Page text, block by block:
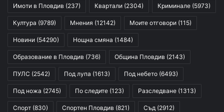
Имоти в Пловдив (237) Квартали (2304) Криминале (5973)
Култура (9789) Мнения (12142) Моите отговори (115)
Новини (54290) Нощна смяна (1484)
Образование в Пловдив (736) Община Пловдив (2143)
ПУЛС (2542) Под лупа (1613) Под небето (6493)
Под ножа (2745) По следите (123) Разследване (1313)
Спорт (830) Спортен Пловдив (821) Съд (2912)